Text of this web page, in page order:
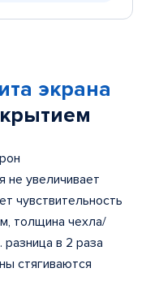
экрана
не увеличивает
чувствительность
толщина чехла/
в 2 раза
стягиваются